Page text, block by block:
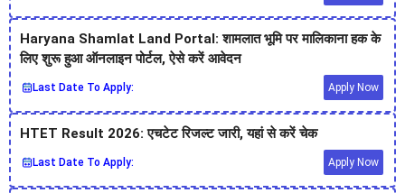
Haryana Shamlat Land Portal: शामलात भूमि पर मालिकाना हक के
लिए शुरू हुआ ऑनलाइन पोर्टल, ऐसे करें आवेदन
Last Date To Apply: Apply Now
HTET Result 2026: एचटेट रिजल्ट जारी, यहां से करें चेक
Last Date To Apply: Apply Now